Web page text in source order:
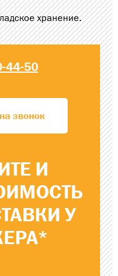
хранение.
44-50
звонок
И
У